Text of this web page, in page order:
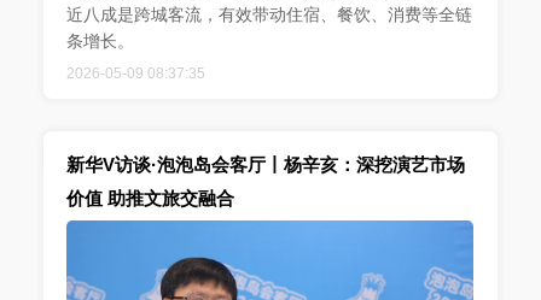
近八成是跨城客流，有效带动住宿、餐饮、消费等全链
条增长。
2026-05-09 08:37:35
新华V访谈·泡泡岛会客厅丨杨辛亥：深挖演艺市场
价值 助推文旅交融合